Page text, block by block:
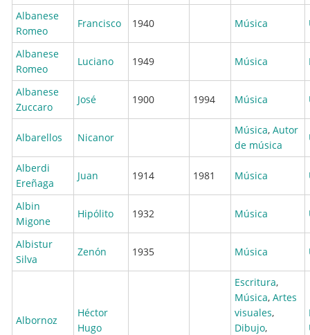
Albanese
Romeo
Francisco 1940 Música
Albanese
Romeo
Luciano 1949 Música
Albanese
Zuccaro
José 1900 1994 Música
Albarellos Nicanor
Música, Autor
de música
Alberdi
Ereñaga
Juan 1914 1981 Música
Albin
Migone
Hipólito 1932 Música
Albistur
Silva
Zenón 1935 Música
Albornoz
Héctor
Hugo
Escritura,
Música, Artes
visuales,
Dibujo,